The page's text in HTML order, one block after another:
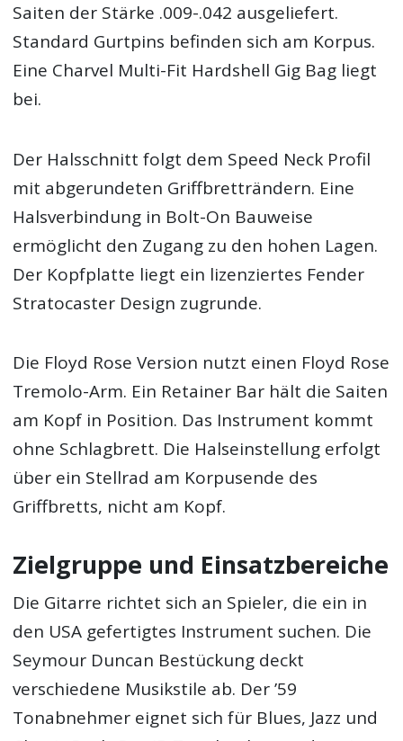
Saiten der Stärke .009-.042 ausgeliefert.
Standard Gurtpins befinden sich am Korpus.
Eine Charvel Multi-Fit Hardshell Gig Bag liegt
bei.
Der Halsschnitt folgt dem Speed Neck Profil
mit abgerundeten Griffbretträndern. Eine
Halsverbindung in Bolt-On Bauweise
ermöglicht den Zugang zu den hohen Lagen.
Der Kopfplatte liegt ein lizenziertes Fender
Stratocaster Design zugrunde.
Die Floyd Rose Version nutzt einen Floyd Rose
Tremolo-Arm. Ein Retainer Bar hält die Saiten
am Kopf in Position. Das Instrument kommt
ohne Schlagbrett. Die Halseinstellung erfolgt
über ein Stellrad am Korpusende des
Griffbretts, nicht am Kopf.
Zielgruppe und Einsatzbereiche
Die Gitarre richtet sich an Spieler, die ein in
den USA gefertigtes Instrument suchen. Die
Seymour Duncan Bestückung deckt
verschiedene Musikstile ab. Der ’59
Tonabnehmer eignet sich für Blues, Jazz und